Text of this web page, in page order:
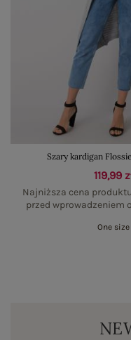
Szary kardigan
119,99
Najniższa cena
przed wprowadzeniem
One size